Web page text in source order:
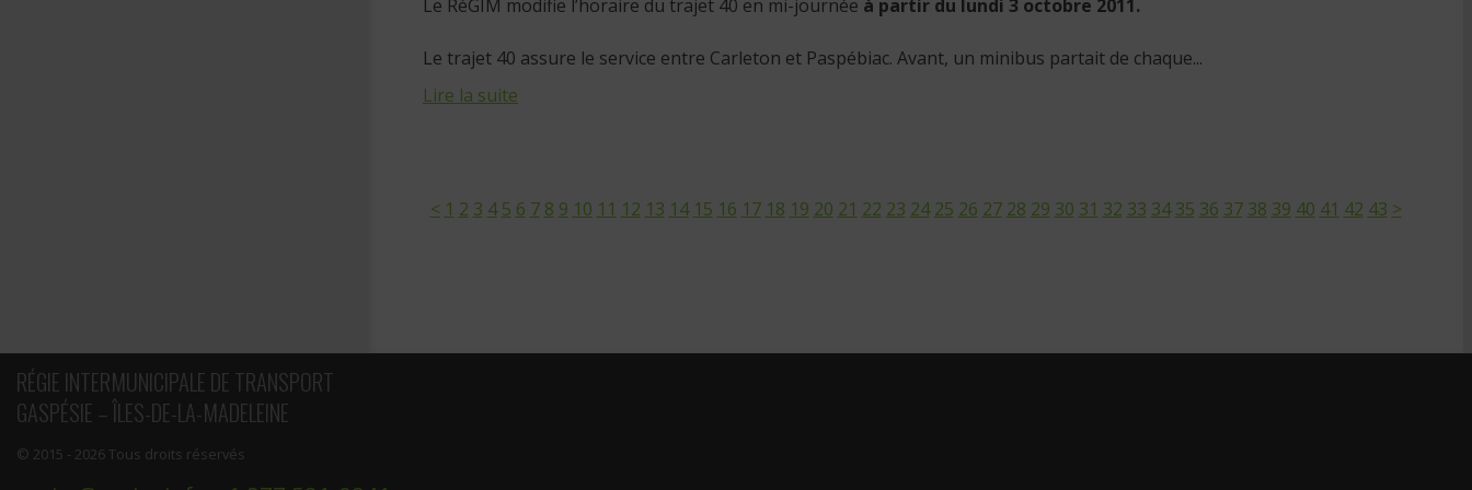
Le RéGÎM modifie l’horaire du trajet 40 en mi-journée à partir du lundi 3 octobre 2011.
Le trajet 40 assure le service entre Carleton et Paspébiac. Avant, un minibus partait de chaque...
Lire la suite
< 1 2 3 4 5 6 7 8 9 10 11 12 13 14 15 16 17 18 19 20 21 22 23 24 25 26 27 28 29 30 31 32 33 34 35 36 37 38 39 40 41 42 43 >
RÉGIE INTERMUNICIPALE DE TRANSPORT
GASPÉSIE – ÎLES-DE-LA-MADELEINE
© 2015 - 2026 Tous droits réservés